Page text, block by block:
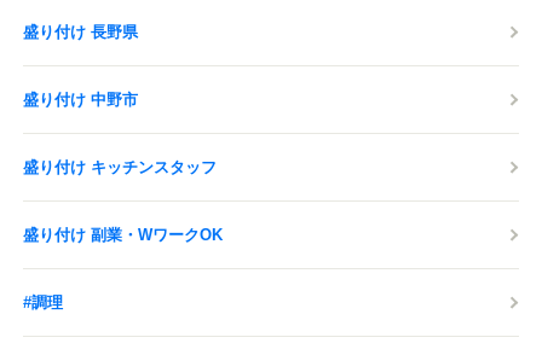
盛り付け 長野県
盛り付け 中野市
盛り付け キッチンスタッフ
盛り付け 副業・WワークOK
#調理